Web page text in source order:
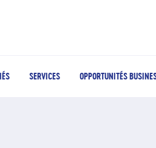
SERVICES OPPORTUNITÉS